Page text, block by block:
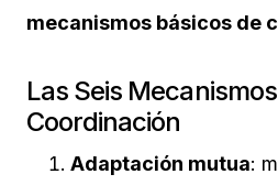
mecanismos básicos de
Las Seis
Coordinación
Adaptación mutua: